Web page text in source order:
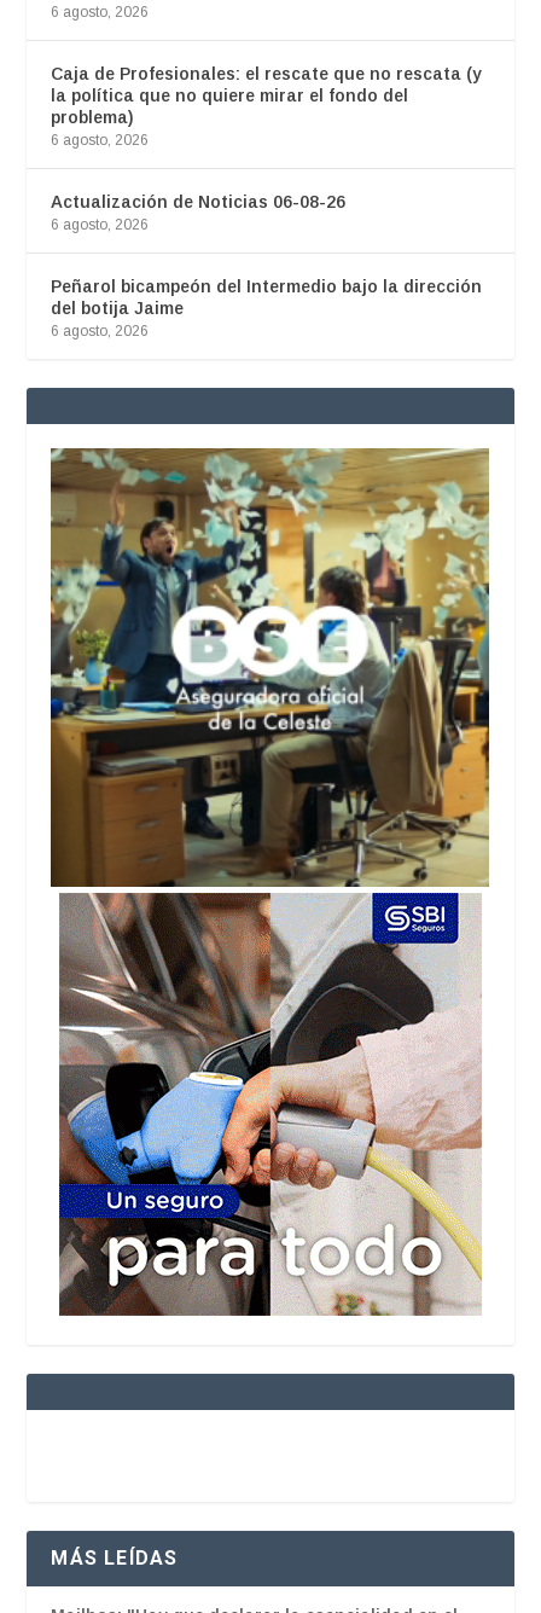
6 agosto, 2026
Caja de Profesionales: el rescate que no rescata (y
la política que no quiere mirar el fondo del
problema)
6 agosto, 2026
Actualización de Noticias 06-08-26
6 agosto, 2026
Peñarol bicampeón del Intermedio bajo la dirección
del botija Jaime
6 agosto, 2026
MÁS LEÍDAS